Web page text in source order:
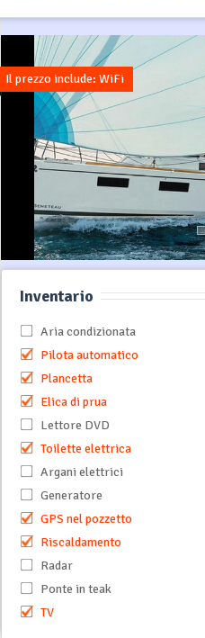
Il prezzo include: WiFi
Inventario
Aria condizionata
Pilota automatico
Plancetta
Elica di prua
Lettore DVD
Toilette elettrica
Argani elettrici
Generatore
GPS nel pozzetto
Riscaldamento
Radar
Ponte in teak
TV